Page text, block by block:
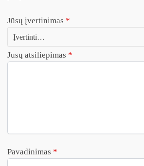
Jūsų įvertinimas *
Jūsų atsiliepimas *
Pavadinimas *